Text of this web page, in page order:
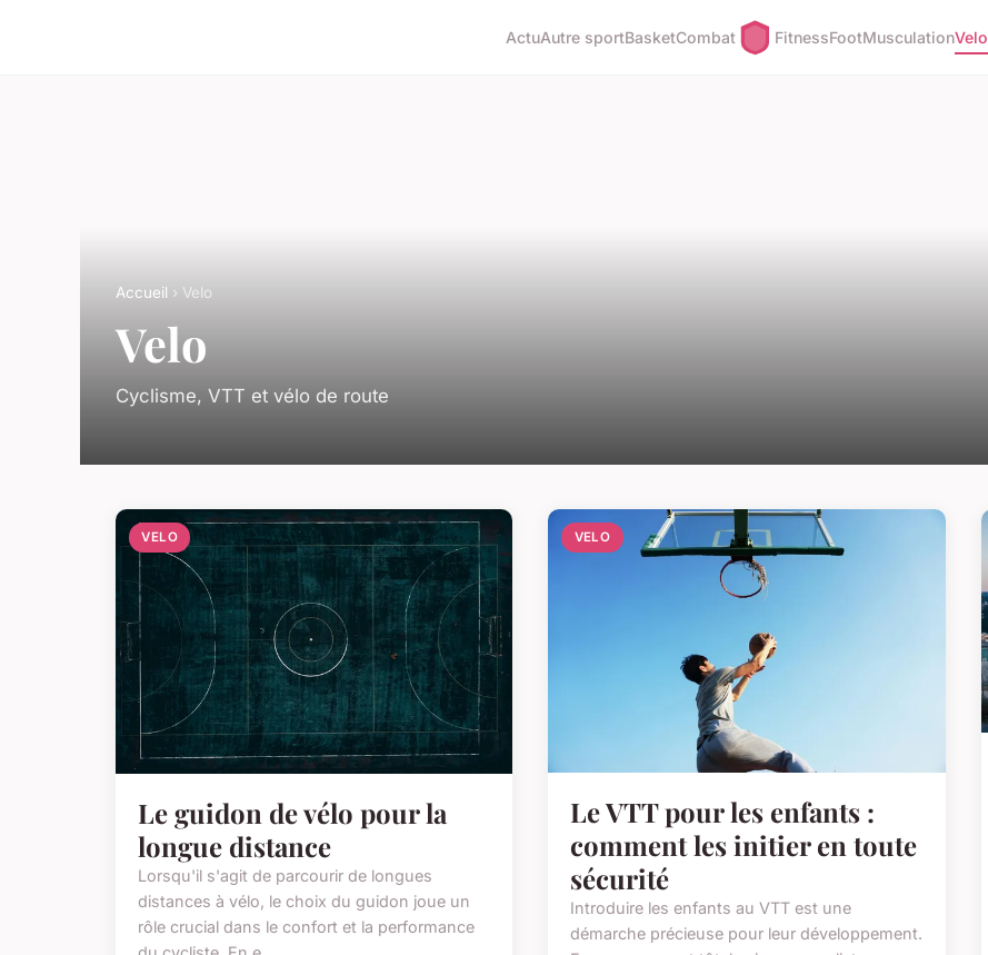
ActuAutre sportBasketCombat FitnessFootMusculationVelo
Accueil › Velo
Velo
Cyclisme, VTT et vélo de route
VELO
Le guidon de vélo pour la
longue distance
Lorsqu'il s'agit de parcourir de longues
distances à vélo, le choix du guidon joue un
rôle crucial dans le confort et la performance
VELO
Le VTT pour les enfants :
comment les initier en toute
sécurité
Introduire les enfants au VTT est une
démarche précieuse pour leur développement.